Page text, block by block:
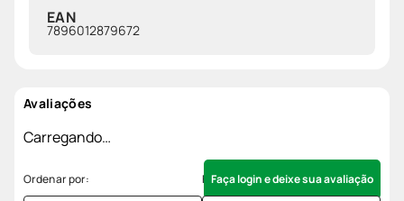
EAN
7896012879672
Avaliações
Carregando…
Faça login e deixe sua avaliação